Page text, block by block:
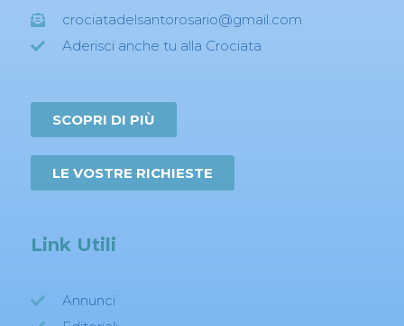
crociatadelsantorosario@gmail.com
Aderisci anche tu alla Crociata
SCOPRI DI PIÙ
LE VOSTRE RICHIESTE
Link Utili
Annunci